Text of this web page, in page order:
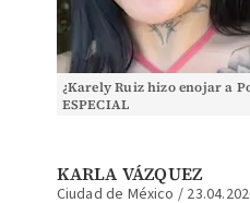
¿Karely Ruiz hizo enojar a
ESPECIAL
KARLA VÁZQUEZ
Ciudad de México /